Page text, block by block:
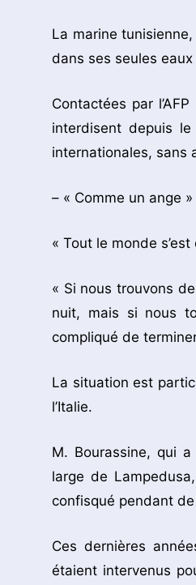
La marine
dans ses seules
Contactées par
interdisent depuis
internationales, sans
– « Comme un ange »
« Tout le monde
« Si nous trouvons
nuit, mais si nous
compliqué de
La situation est
l’Italie.
M. Bourassine, qui
large de
confisqué pendant
Ces dernières
étaient intervenus